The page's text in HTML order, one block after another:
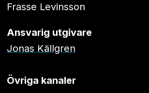
Frasse Levinsson
Ansvarig utgivare
Jonas Källgren
Övriga kanaler